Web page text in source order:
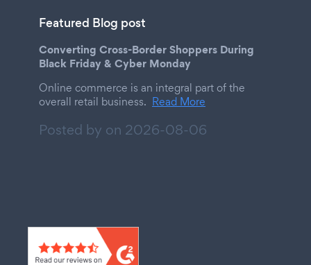
Featured Blog post
Converting Cross-Border Shoppers During
Black Friday & Cyber Monday
Online commerce is an integral part of the
overall retail business. Read More
Posted by on 2026-08-06